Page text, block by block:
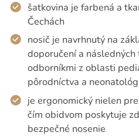
šatkovina je farbená a
Čechách
nosič je navrhnutý na
doporučení a
odborníkmi z oblasti
pôrodníctva a
je ergonomický nielen
čím obidvom poskytuje
bezpečné nosenie